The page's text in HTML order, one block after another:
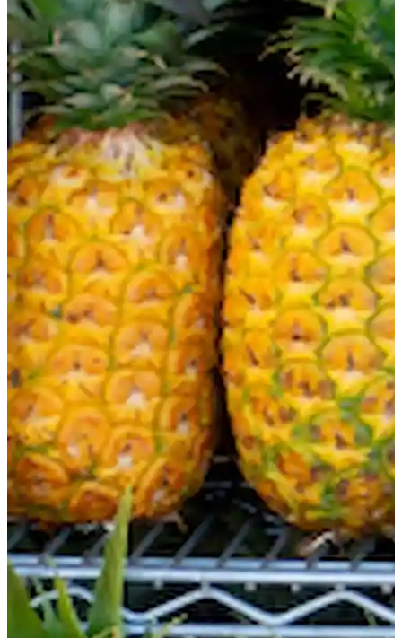
Proceso desde la solicitud hasta la inscripción
Para estudiantes actuales
Horario de clases
Asistencia y expulsión obligatoria
Inscripción en clase
Vacaciones
Visión general de la escuela
Nivel principiante
Nivel intermedio
Nivel Avanzado
Inglés comercial
Preparación TOEIC y TOEFL
Clases particulares
MENU
Razones para elegir
¡Bajo coste! Commitment and Secrets
El único curso semanal de 4 días de Hawaii
Apoyo Amistoso para Padres e Hijos que
Estudian en el Extranjero
Ubicación e instalaciones privilegiadas
Profesorado con experiencia
¡Divertido! Vida estudiantil Aloha
Acceso a la Universidad
Testimonios
Tarifas
Matrícula para nuevos estudiantes con visados F-
1
Matrícula para titulares de visados de no
estudiante (ESTA, e-Visa, etc.)
Matrícula para Kama’aina (ciudadanos
estadounidenses o titulares de la tarjeta verde)
Matrícula para estudiantes actuales y titulares de
un visado de estudiante (F-1)
Tasas de alojamiento
Clases por la tarde para estudiantes transferidos
y actuales